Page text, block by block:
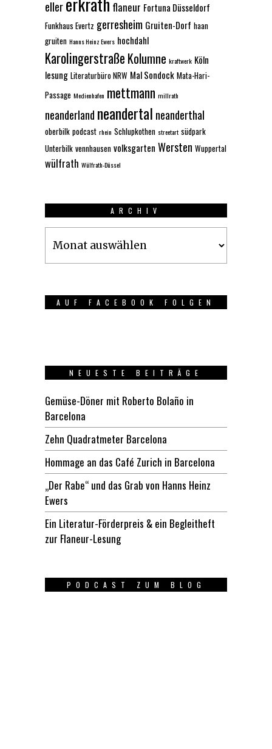
eller flaneur Fortuna Düsseldorf
Funkhaus Evertz gerresheim Gruiten-Dorf haan
gruiten Hanns Heinz Ewers hochdahl
Karolingerstraße Kolumne kraftwerk Köln
lesung Literaturbüro NRW Mal Sondock Mata-Hari-
Passage Medienhafen mettmann millrath
neanderland neandertal neanderthal
oberbilk podcast rhein Schlupkothen streetart südpark
Unterbilk vennhausen volksgarten Wersten Wuppertal
wülfrath Wülfrath-Düssel
ARCHIV
AUF FACEBOOK FOLGEN
NEUESTE BEITRÄGE
Gemüse-Döner mit Roberto Bolaño in
Barcelona
Zehn Quadratmeter Barcelona
Hommage an das Café Zurich in Barcelona
„Der Rabe“ und das Grab von Hanns Heinz
Ewers
Ein Literatur-Förderpreis & ein Begleitheft
zur Flaneur-Lesung
PODCAST ZUM BLOG